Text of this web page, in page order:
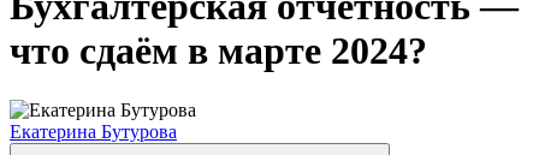
что сдаём в марте 2024?
Екатерина Бутурова